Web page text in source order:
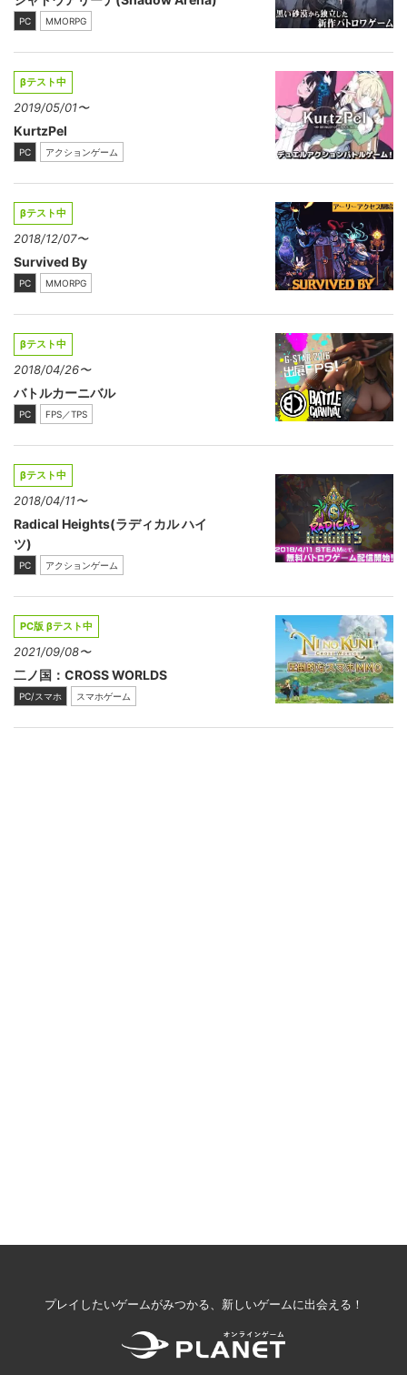
PC MMORPG
βテスト中
2019/05/01〜
KurtzPel
PC アクションゲーム
βテスト中
2018/12/07〜
Survived By
PC MMORPG
βテスト中
2018/04/26〜
バトルカーニバル
PC FPS／TPS
βテスト中
2018/04/11〜
Radical Heights(ラディカル ハイ
ツ)
PC アクションゲーム
PC版 βテスト中
2021/09/08〜
二ノ国：CROSS WORLDS
PC/スマホ スマホゲーム
プレイしたいゲームがみつかる、新しいゲームに出会える！